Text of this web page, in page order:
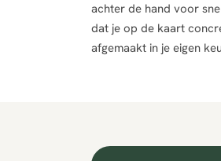
achter de hand voor
dat je op de kaart
afgemaakt in je eigen